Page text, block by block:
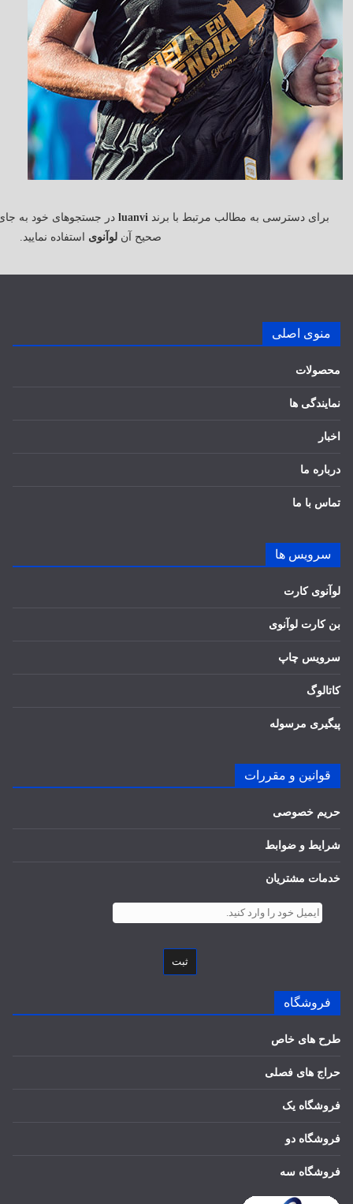
برای دسترسی به مطالب مرتبط با برندluanvi در جستجوهای خود به
صحیح آنلوآنوی استفاده نمایید.
منوی اصلی
محصولات
نمایندگی ها
اخبار
درباره ما
تماس با ما
سرویس ها
لوآنوی کارت
بن کارت لوآنوی
سرویس چاپ
کاتالوگ
پیگیری مرسوله
قوانین و مقررات
حریم خصوصی
شرایط و ضوابط
خدمات مشتریان
ثبت
فروشگاه
طرح های خاص
حراج های فصلی
فروشگاه یک
فروشگاه دو
فروشگاه سه